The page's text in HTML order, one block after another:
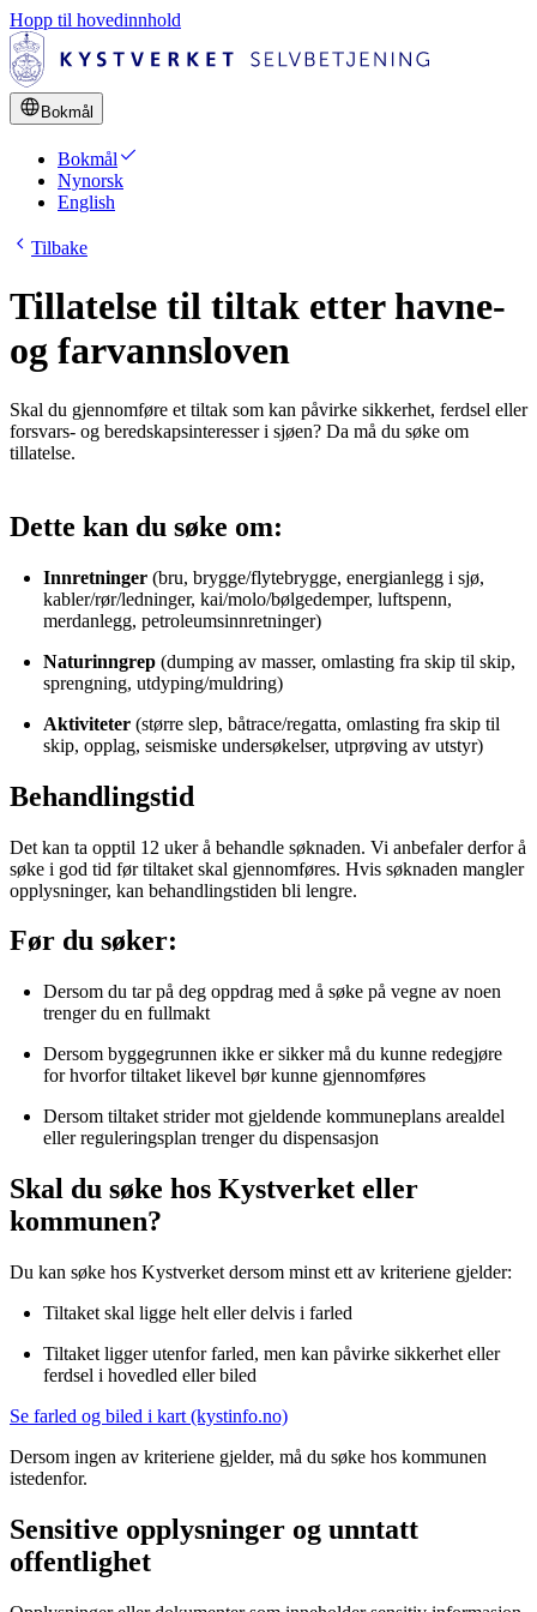
Hopp til hovedinnhold
language Bokmål
Bokmål check
Nynorsk
English
chevron_left Tilbake
Tillatelse til tiltak etter havne-
og farvannsloven
Skal du gjennomføre et tiltak som kan påvirke sikkerhet, ferdsel eller
forsvars- og beredskapsinteresser i sjøen? Da må du søke om
tillatelse.
Dette kan du søke om:
Innretninger (bru, brygge/flytebrygge, energianlegg i sjø,
kabler/rør/ledninger, kai/molo/bølgedemper, luftspenn,
merdanlegg, petroleumsinnretninger)
Naturinngrep (dumping av masser, omlasting fra skip til skip,
sprengning, utdyping/muldring)
Aktiviteter (større slep, båtrace/regatta, omlasting fra skip til
skip, opplag, seismiske undersøkelser, utprøving av utstyr)
Behandlingstid
Det kan ta opptil 12 uker å behandle søknaden. Vi anbefaler derfor å
søke i god tid før tiltaket skal gjennomføres. Hvis søknaden mangler
opplysninger, kan behandlingstiden bli lengre.
Før du søker:
Dersom du tar på deg oppdrag med å søke på vegne av noen
trenger du en fullmakt
Dersom byggegrunnen ikke er sikker må du kunne redegjøre
for hvorfor tiltaket likevel bør kunne gjennomføres
Dersom tiltaket strider mot gjeldende kommuneplans arealdel
eller reguleringsplan trenger du dispensasjon
Skal du søke hos Kystverket eller
kommunen?
Du kan søke hos Kystverket dersom minst ett av kriteriene gjelder:
Tiltaket skal ligge helt eller delvis i farled
Tiltaket ligger utenfor farled, men kan påvirke sikkerhet eller
ferdsel i hovedled eller biled
Se farled og biled i kart (kystinfo.no)
Dersom ingen av kriteriene gjelder, må du søke hos kommunen
istedenfor.
Sensitive opplysninger og unntatt
offentlighet